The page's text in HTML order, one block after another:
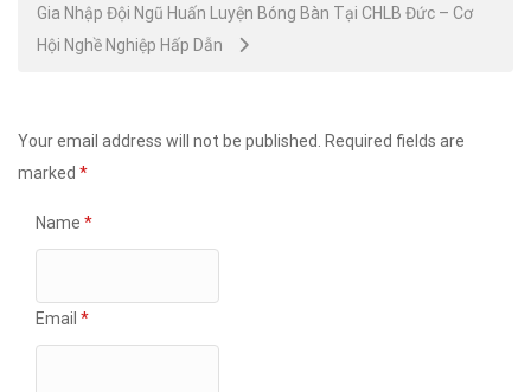
Gia Nhập Đội Ngũ Huấn Luyện Bóng Bàn Tại CHLB Đức – Cơ
Hội Nghề Nghiệp Hấp Dẫn
Your email address will not be published.
Required fields are
marked *
Name *
Email *